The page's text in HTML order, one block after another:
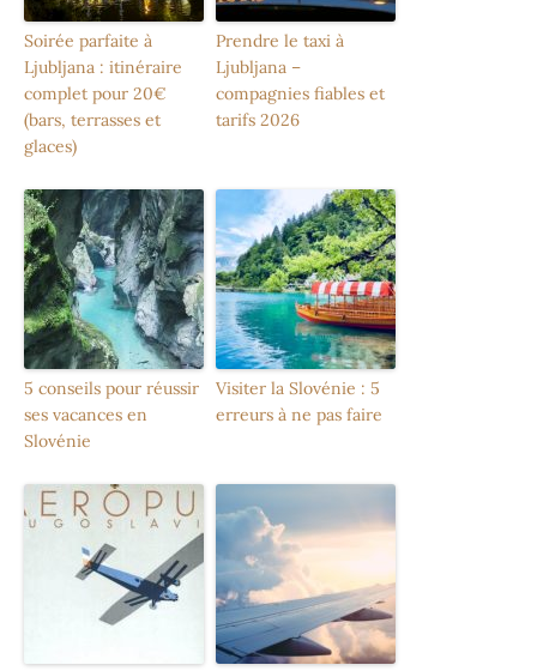
Soirée parfaite à
Ljubljana : itinéraire
complet pour 20€
(bars, terrasses et
glaces)
Prendre le taxi à
Ljubljana –
compagnies fiables et
tarifs 2026
5 conseils pour réussir
ses vacances en
Slovénie
Visiter la Slovénie : 5
erreurs à ne pas faire